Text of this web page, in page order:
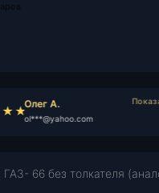
Олег А.
ol***@yahoo.com
66 без толкателя